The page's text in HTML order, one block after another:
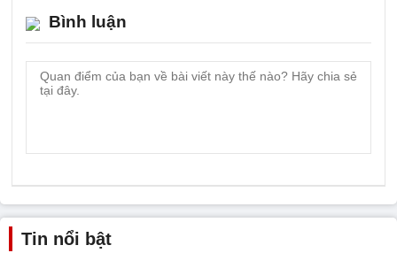
Bình luận
Tin nổi bật